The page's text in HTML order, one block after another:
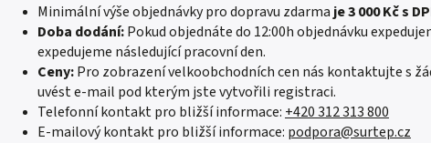
Minimální výše objednávky pro dopravu zdarma je 3 000 Kč s
Doba dodání:Pokud objednáte do 12:00h objednávku
expedujeme následující pracovní den.
Ceny:Pro zobrazení velkoobchodních cen nás kontaktujte s
uvést e-mail pod kterým jste vytvořili registraci.
Telefonní kontakt pro bližší informace: +420 312 313 800
E-mailový kontakt pro bližší informace: podpora@surtep.cz